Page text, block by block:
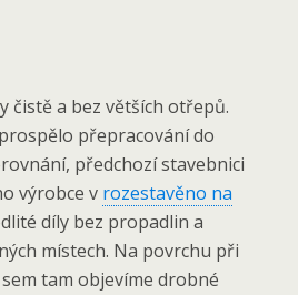
čistě a bez větších otřepů.
přepracování do
předchozí stavebnici
výrobce v rozestavěno na
díly bez propadlin a
místech. Na povrchu při
tam objevíme drobné